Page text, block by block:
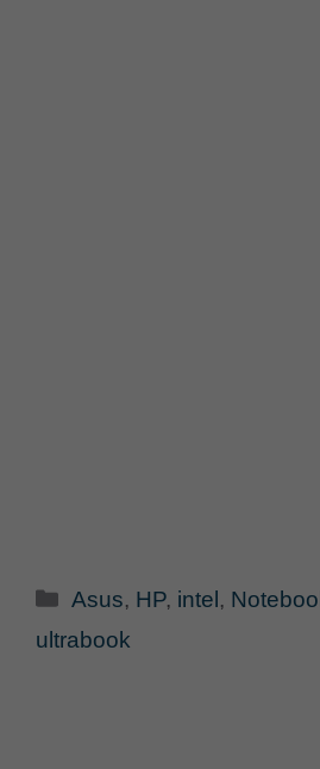
Categorie
Asus, HP, intel ,
ultrabook